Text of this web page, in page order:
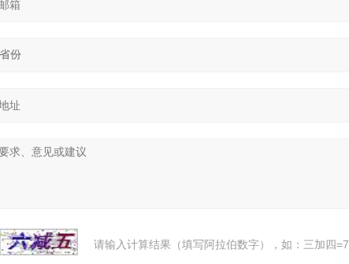
请输入计算结果（填写阿拉伯数字），如：三加四=7